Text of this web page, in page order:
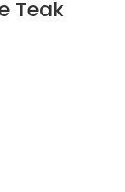
Teak